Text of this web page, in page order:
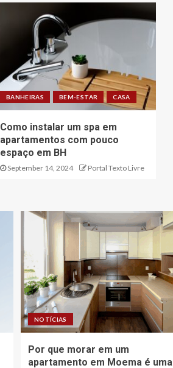
BANHEIRAS BEM-ESTAR CASA
Como instalar um spa em
apartamentos com pouco
espaço em BH
September 14, 2024 Portal Texto Livre
NOTÍCIAS
Por que morar em um
apartamento em Moema é uma